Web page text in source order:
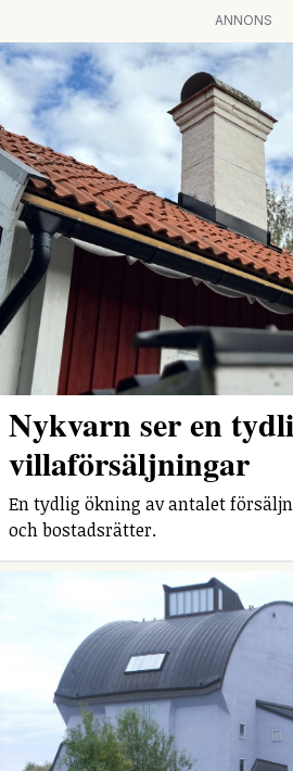
ANNONS
Nykvarn ser en
villaförsäljningar
En tydlig ökning av antalet
och bostadsrätter.